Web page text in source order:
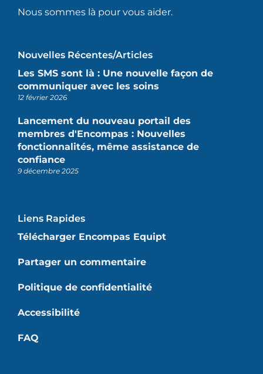
Nous sommes là pour vous aider.
Nouvelles Récentes/articles
Les SMS sont là : Une nouvelle façon de
communiquer avec les soins
12 février 2026
Lancement du nouveau portail des
membres d'Encompas : Nouvelles
fonctionnalités, même assistance de
confiance
9 décembre 2025
Liens Rapides
Télécharger Encompas Equipt
Partager un commentaire
Politique de confidentialité
Accessibilité
FAQ